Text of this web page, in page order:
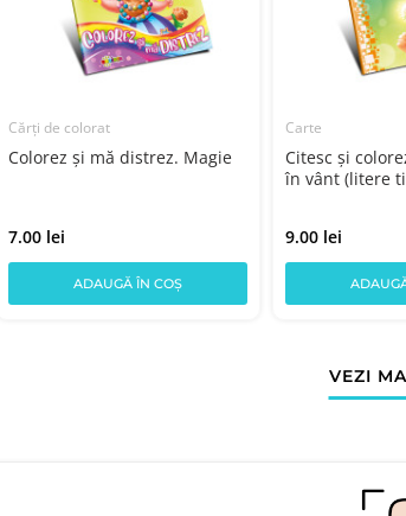
Cărți de colorat
Colorez și mă distrez. Magie
7.00 lei
ADAUGĂ ÎN COȘ
Carte
Citesc și
în vânt (litere
9.00 lei
VEZI